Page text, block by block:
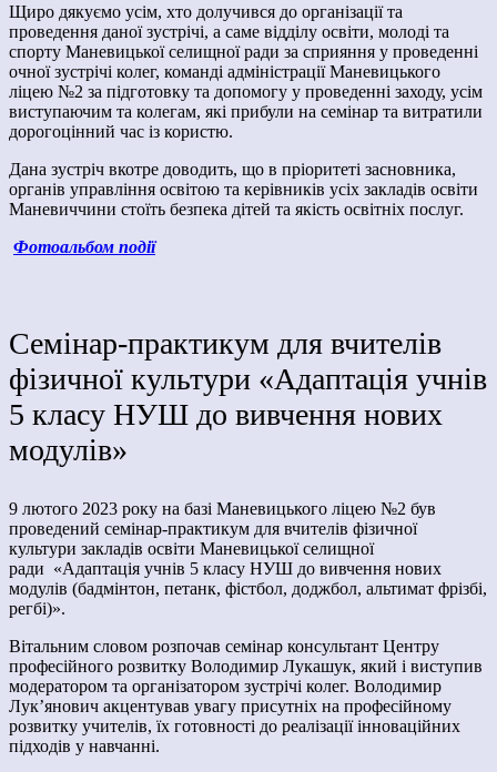
Щиро дякуємо усім, хто долучився до організації та
проведення даної зустрічі, а саме відділу освіти, молоді та
спорту Маневицької селищної ради за сприяння у проведенні
очної зустрічі колег, команді адміністрації Маневицького
ліцею №2 за підготовку та допомогу у проведенні заходу, усім
виступаючим та колегам, які прибули на семінар та витратили
дорогоцінний час із користю.
Дана зустріч вкотре доводить, що в пріоритеті засновника,
органів управління освітою та керівників усіх закладів освіти
Маневиччини стоїть безпека дітей та якість освітніх послуг.
Фотоальбом події
Семінар-практикум для вчителів
фізичної культури «Адаптація учнів
5 класу НУШ до вивчення нових
модулів»
9 лютого 2023 року на базі Маневицького ліцею №2 був
проведений семінар-практикум для вчителів фізичної
культури закладів освіти Маневицької селищної
ради «Адаптація учнів 5 класу НУШ до вивчення нових
модулів (бадмінтон, петанк, фістбол, доджбол, альтимат фрізбі,
регбі)».
Вітальним словом розпочав семінар консультант Центру
професійного розвитку Володимир Лукашук, який і виступив
модератором та організатором зустрічі колег. Володимир
Лук’янович акцентував увагу присутніх на професійному
розвитку учителів, їх готовності до реалізації інноваційних
підходів у навчанні.